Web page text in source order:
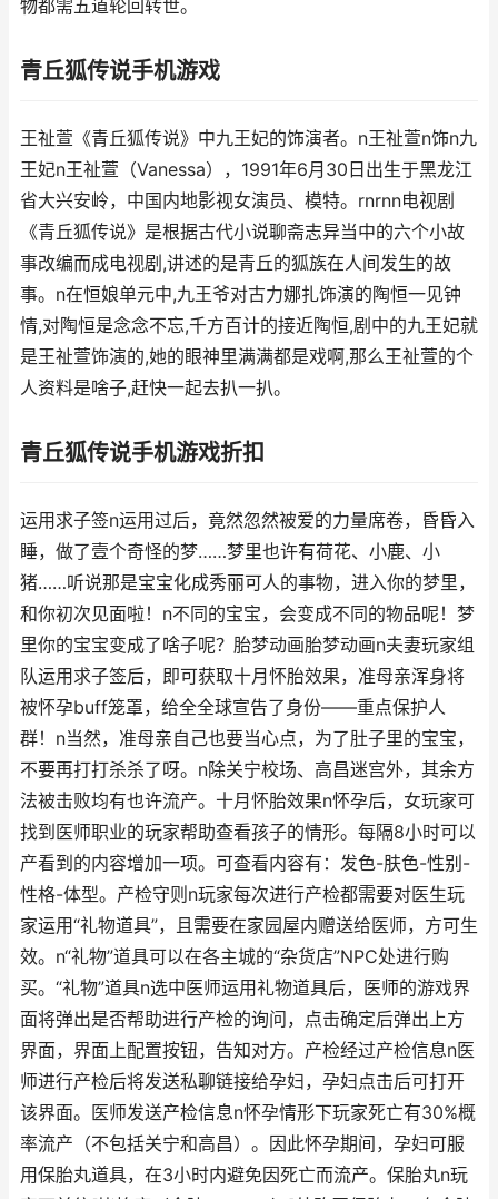
物都需五道轮回转世。
青丘狐传说手机游戏
王祉萱《青丘狐传说》中九王妃的饰演者。n王祉萱n饰n九
王妃n王祉萱（Vanessa），1991年6月30日出生于黑龙江
省大兴安岭，中国内地影视女演员、模特。rnrnn电视剧
《青丘狐传说》是根据古代小说聊斋志异当中的六个小故
事改编而成电视剧,讲述的是青丘的狐族在人间发生的故
事。n在恒娘单元中,九王爷对古力娜扎饰演的陶恒一见钟
情,对陶恒是念念不忘,千方百计的接近陶恒,剧中的九王妃就
是王祉萱饰演的,她的眼神里满满都是戏啊,那么王祉萱的个
人资料是啥子,赶快一起去扒一扒。
青丘狐传说手机游戏折扣
运用求子签n运用过后，竟然忽然被爱的力量席卷，昏昏入
睡，做了壹个奇怪的梦……梦里也许有荷花、小鹿、小
猪……听说那是宝宝化成秀丽可人的事物，进入你的梦里，
和你初次见面啦！n不同的宝宝，会变成不同的物品呢！梦
里你的宝宝变成了啥子呢？胎梦动画胎梦动画n夫妻玩家组
队运用求子签后，即可获取十月怀胎效果，准母亲浑身将
被怀孕buff笼罩，给全全球宣告了身份——重点保护人
群！n当然，准母亲自己也要当心点，为了肚子里的宝宝，
不要再打打杀杀了呀。n除关宁校场、高昌迷宫外，其余方
法被击败均有也许流产。十月怀胎效果n怀孕后，女玩家可
找到医师职业的玩家帮助查看孩子的情形。每隔8小时可以
产看到的内容增加一项。可查看内容有：发色-肤色-性别-
性格-体型。产检守则n玩家每次进行产检都需要对医生玩
家运用“礼物道具”，且需要在家园屋内赠送给医师，方可生
效。n“礼物”道具可以在各主城的“杂货店”NPC处进行购
买。“礼物”道具n选中医师运用礼物道具后，医师的游戏界
面将弹出是否帮助进行产检的询问，点击确定后弹出上方
界面，界面上配置按钮，告知对方。产检经过产检信息n医
师进行产检后将发送私聊链接给孕妇，孕妇点击后可打开
该界面。医师发送产检信息n怀孕情形下玩家死亡有30%概
率流产（不包括关宁和高昌）。因此怀孕期间，孕妇可服
用保胎丸道具，在3小时内避免因死亡而流产。保胎丸n玩